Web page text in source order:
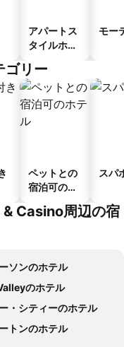
アパートス
タイルホテ
モー
ゴリー
ペットとの
宿泊可のホ
スパ
Casino周辺の宿
ソンのホテル
のホテル
・シティーのホテル
トンのホテル